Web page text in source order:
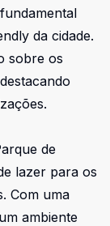
da cidade.
sobre os
de
lazer para os
Com uma
ambiente